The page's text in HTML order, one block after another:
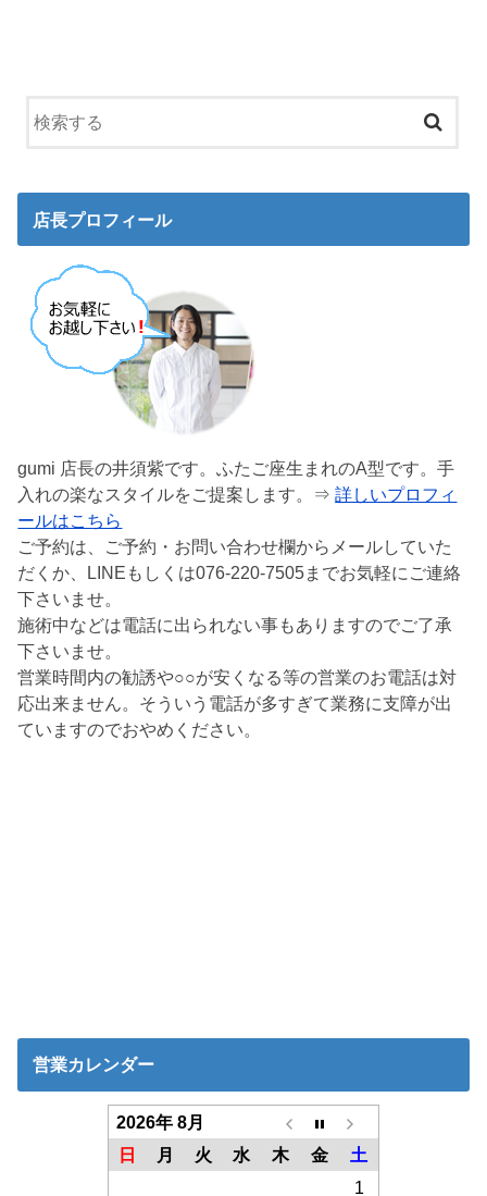
店長プロフィール
gumi 店長の井須紫です。ふたご座生まれのA型です。手
入れの楽なスタイルをご提案します。⇒詳しいプロフィ
ールはこちら
ご予約は、ご予約・お問い合わせ欄からメールしていた
だくか、LINEもしくは076-220-7505までお気軽にご連絡
下さいませ。
施術中などは電話に出られない事もありますのでご了承
下さいませ。
営業時間内の勧誘や○○が安くなる等の営業のお電話は対
応出来ません。そういう電話が多すぎて業務に支障が出
ていますのでおやめください。
営業カレンダー
2026年 8月
日
月 火 水 木 金
土
1